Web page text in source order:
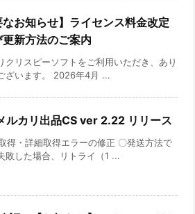
なお知らせ】ライセンス料金改定
更新方法のご案内
クリスピーソフトをご利用いただき、あり
ざいます。 2026年4月 ...
ルカリ出品CS ver 2.22 リリース
得・詳細取得エラーの修正 〇発送方法で
敗した場合、リトライ（1 ...